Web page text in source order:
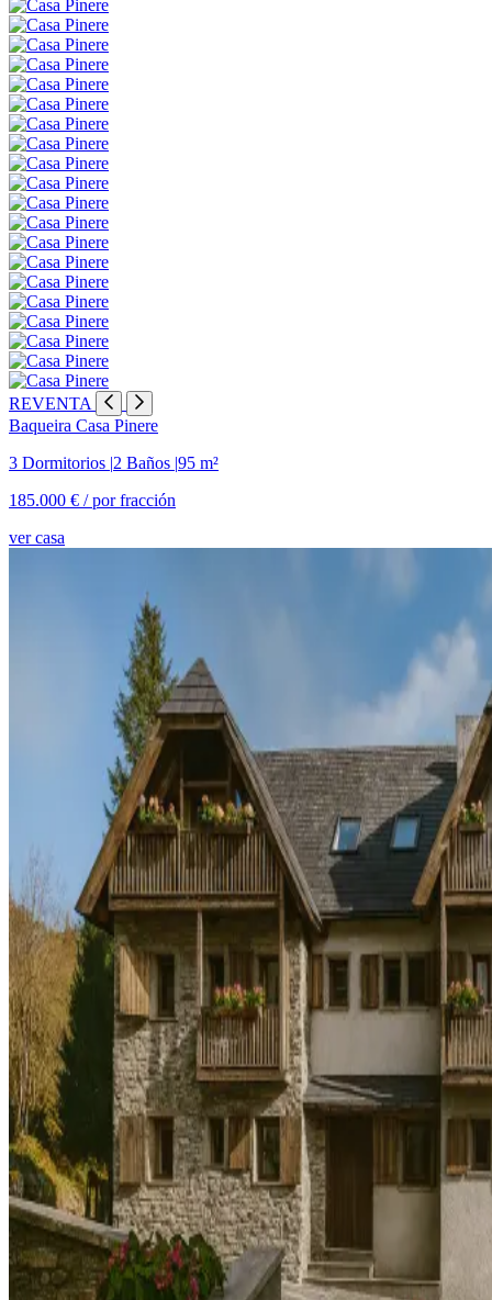
REVENTA
Baqueira Casa Pinere
3 Dormitorios |2 Baños |95 m²
185.000 € /por fracción
ver casa